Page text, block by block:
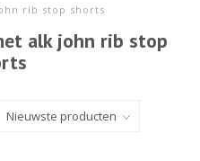
rib stop shorts
alk john rib stop